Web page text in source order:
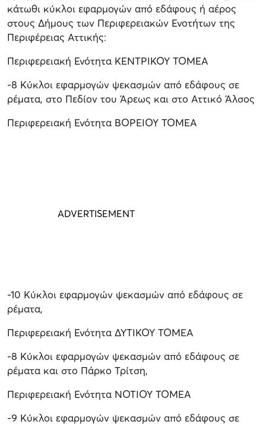
κάτωθι κύκλοι εφαρμογών από εδάφους ή αέρος
στους Δήμους των Περιφερειακών Ενοτήτων της
Περιφέρειας Αττικής:
Περιφερειακή Ενότητα ΚΕΝΤΡΙΚΟΥ ΤΟΜΕΑ
-8 Κύκλοι εφαρμογών ψεκασμών από εδάφους σε
ρέματα, στο Πεδίον του Άρεως και στο Αττικό Άλσος
Περιφερειακή Ενότητα ΒΟΡΕΙΟΥ ΤΟΜΕΑ
-10 Κύκλοι εφαρμογών ψεκασμών από εδάφους σε
ρέματα,
Περιφερειακή Ενότητα ΔΥΤΙΚΟΥ ΤΟΜΕΑ
-8 Κύκλοι εφαρμογών ψεκασμών από εδάφους σε
ρέματα και στο Πάρκο Τρίτση,
Περιφερειακή Ενότητα ΝΟΤΙΟΥ ΤΟΜΕΑ
-9 Κύκλοι εφαρμογών ψεκασμών από εδάφους σε